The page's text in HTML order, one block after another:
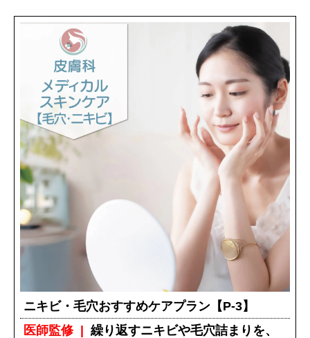
ニキビ・毛穴おすすめケアプラン【P-3】
医師監修
繰り返すニキビや毛穴詰まりを、